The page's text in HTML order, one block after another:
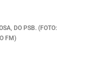
DO PSB. (FOTO:
FM)